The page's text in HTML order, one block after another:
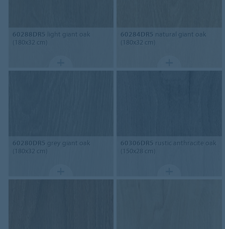
60288DR5 light giant oak
(180x32 cm)
60284DR5 natural giant oak
(180x32 cm)
60280DR5 grey giant oak
(180x32 cm)
60306DR5 rustic anthracite oak
(150x28 cm)